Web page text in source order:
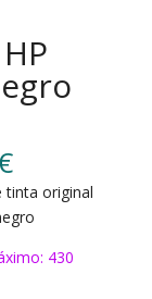
tinta original
430